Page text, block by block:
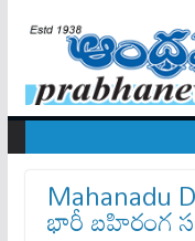
Mahanadu
భారీ బహిరంగ